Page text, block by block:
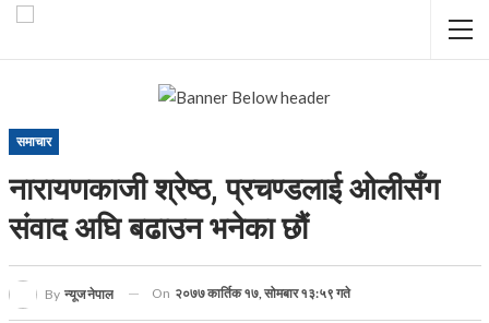
समाचार
नारायणकाजी श्रेष्ठ, प्रचण्डलाई ओलीसँग
संवाद अघि बढाउन भनेका छौं
By न्यूज नेपाल On २०७७ कार्तिक १७, सोमबार १३:५९ गते